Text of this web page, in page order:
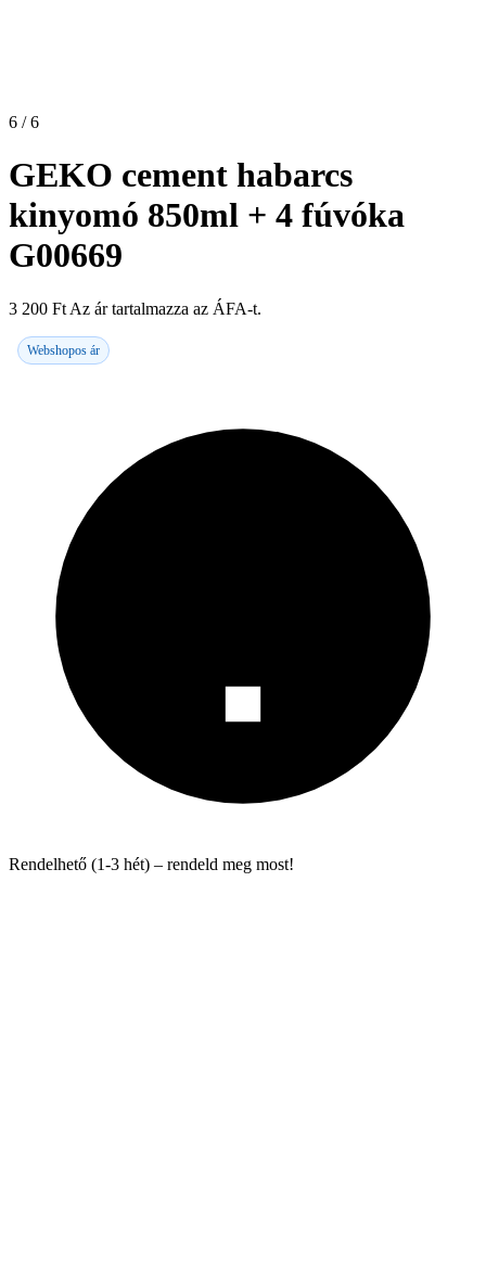
6 / 6
GEKO cement habarcs
kinyomó 850ml + 4 fúvóka
G00669
3 200 Ft Az ár tartalmazza az ÁFA-t.
Webshopos ár
Rendelhető (1-3 hét) – rendeld meg most!